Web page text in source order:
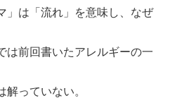
」は「流れ」を意味し、なぜ
は前回書いたアレルギーの一
っていない。